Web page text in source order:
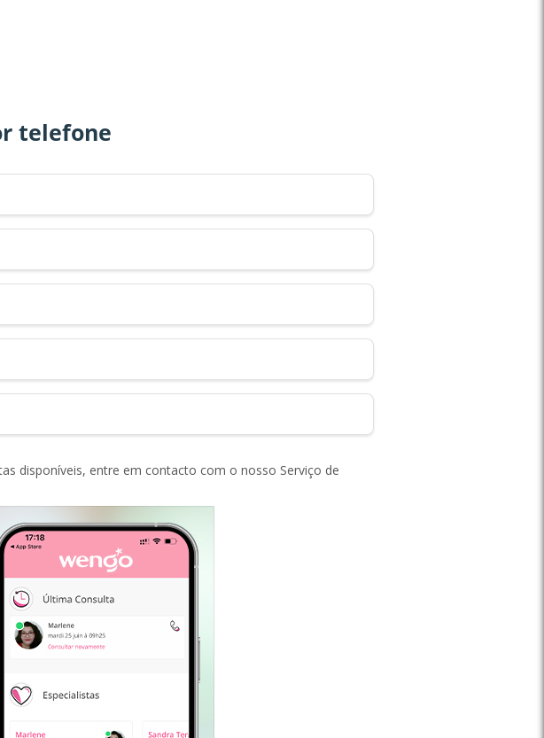
telefone
disponíveis, entre em contacto com o nosso Serviço de